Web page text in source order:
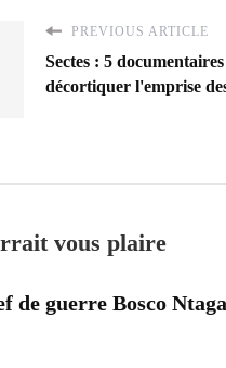
PREVIOUS ARTICLE
Sectes : 5
décortiquer l'emprise
vous plaire
de guerre Bosco